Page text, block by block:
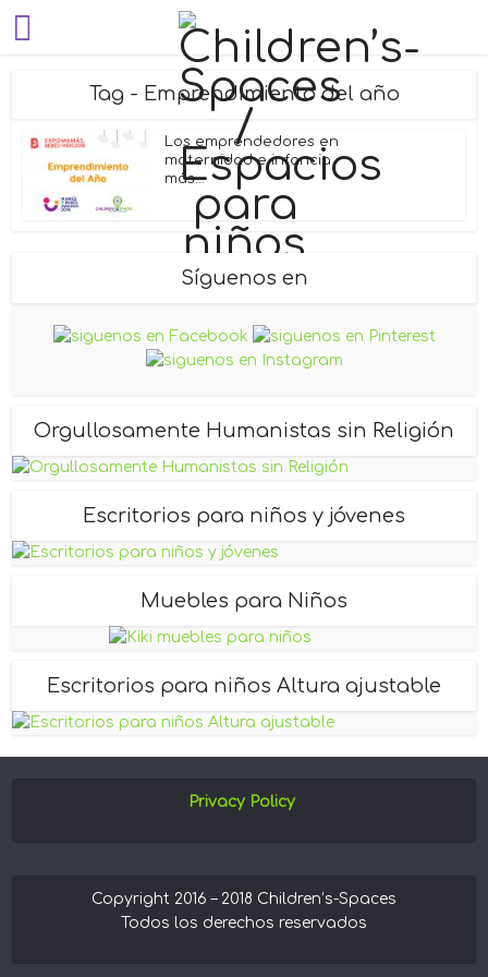
Tag - Emprendimiento del año
Los emprendedores en
maternidad e infancia
más...
Síguenos en
Orgullosamente Humanistas sin Religión
Escritorios para niños y jóvenes
Muebles para Niños
Escritorios para niños Altura ajustable
Privacy Policy
Copyright 2016 – 2018 Children’s-Spaces
Todos los derechos reservados